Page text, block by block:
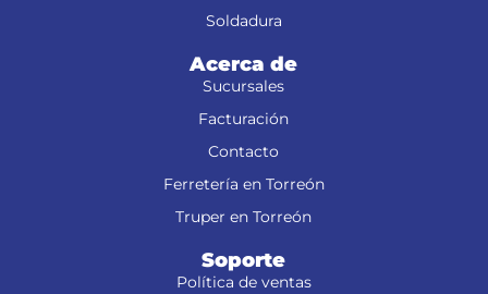
Soldadura
Acerca de
Sucursales
Facturación
Contacto
Ferretería en Torreón
Truper en Torreón
Soporte
Política de ventas